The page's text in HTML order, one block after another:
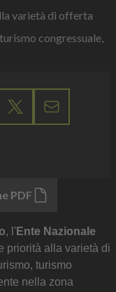
varietà di offerta
congressuale,
PDF
, l' Ente Nazionale
priorità alla varietà di
turismo
nella zona